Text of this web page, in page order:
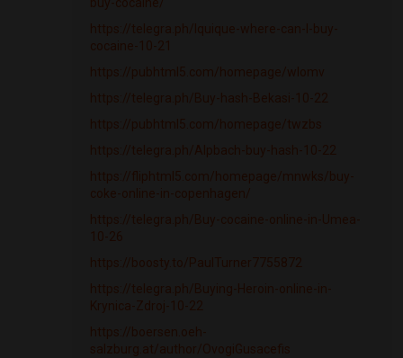
https://telegra.ph/Iquique-where-can-I-buy-
cocaine-10-21
https://pubhtml5.com/homepage/wlomv
https://telegra.ph/Buy-hash-Bekasi-10-22
https://pubhtml5.com/homepage/twzbs
https://telegra.ph/Alpbach-buy-hash-10-22
https://fliphtml5.com/homepage/mnwks/buy-
coke-online-in-copenhagen/
https://telegra.ph/Buy-cocaine-online-in-Umea-
10-26
https://boosty.to/PaulTurner7755872
https://telegra.ph/Buying-Heroin-online-in-
Krynica-Zdroj-10-22
https://boersen.oeh-
salzburg.at/author/OvogiGusacefis